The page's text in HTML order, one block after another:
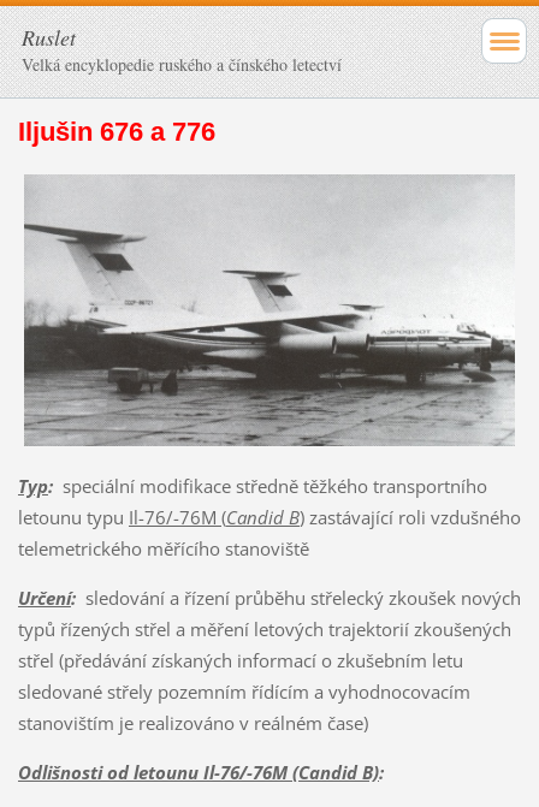
Ruslet
Velká encyklopedie ruského a čínského letectví
Iljušin 676 a 776
Typ:speciální modifikace středně těžkého transportního
letounu typu Il-76/-76M (Candid B)zastávající roli vzdušného
telemetrického měřícího stanoviště
Určení:sledování a řízení průběhu střelecký zkoušek nových
typů řízených střel a měření letových trajektorií zkoušených
střel (předávání získaných informací o zkušebním letu
sledované střely pozemním řídícím a vyhodnocovacím
stanovištím je realizováno v reálném čase)
Odlišnosti od letounu Il-76/-76M (Candid B):